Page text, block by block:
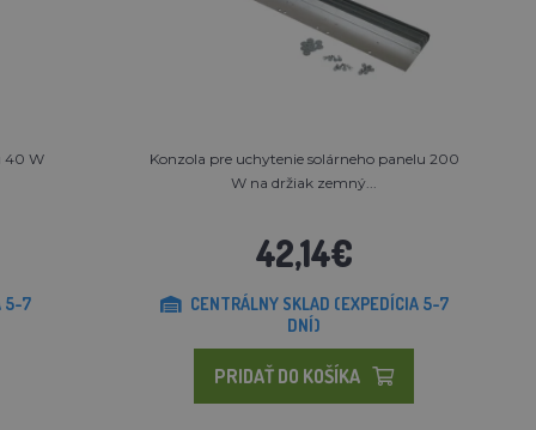
40 W
5-7
Konzola pre uchytenie solárneho panelu 200
W na držiak zemný...
42,14€
CENTRÁLNY SKLAD (EXPEDÍCIA 5-7
DNÍ)
PRIDAŤ DO KOŠÍKA